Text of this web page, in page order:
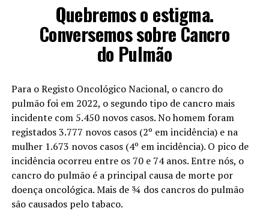
Quebremos o estigma.
Conversemos sobre Cancro
do Pulmão
Para o Registo Oncológico Nacional, o cancro do
pulmão foi em 2022, o segundo tipo de cancro mais
incidente com 5.450 novos casos. No homem foram
registados 3.777 novos casos (2º em incidência) e na
mulher 1.673 novos casos (4º em incidência). O pico de
incidência ocorreu entre os 70 e 74 anos. Entre nós, o
cancro do pulmão é a principal causa de morte por
doença oncológica. Mais de ¾ dos cancros do pulmão
são causados pelo tabaco.